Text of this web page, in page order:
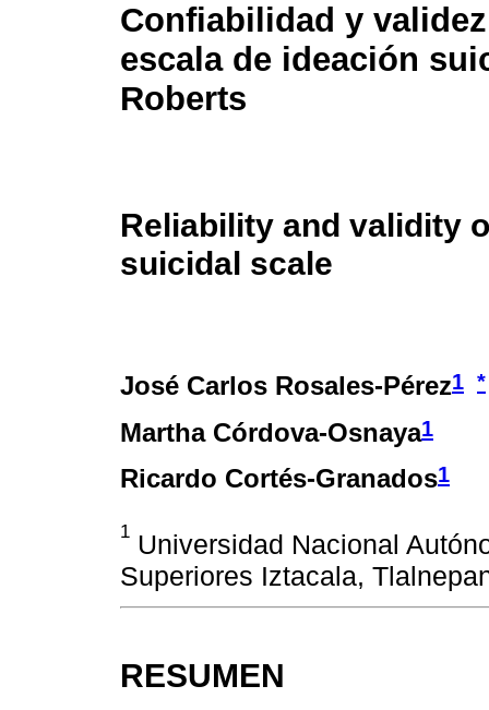
Confiabilidad y
escala de ideación
Roberts
Reliability and validity
suicidal scale
José Carlos Rosales-Pérez1 *
Martha Córdova-Osnaya1
Ricardo Cortés-Granados1
1 Universidad Nacional
Superiores Iztacala,
RESUMEN